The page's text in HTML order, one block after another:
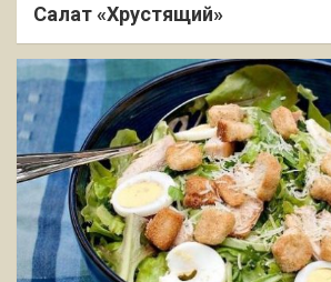
Салат «Хрустящий»